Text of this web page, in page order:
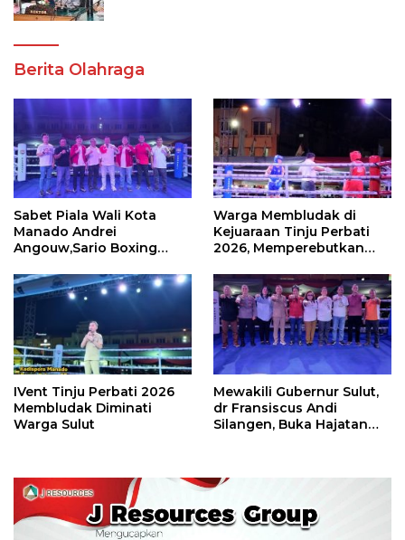
Berita Olahraga
Sabet Piala Wali Kota
Manado Andrei
Angouw,Sario Boxing
Perbati 2026
Warga Membludak di
Kejuaraan Tinju Perbati
2026, Memperebutkan
IVent Tinju Perbati 2026
Membludak Diminati
Warga Sulut
Mewakili Gubernur Sulut,
dr Fransiscus Andi
Silangen, Buka Hajatan